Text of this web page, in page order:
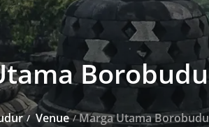
Venue Marga Utama